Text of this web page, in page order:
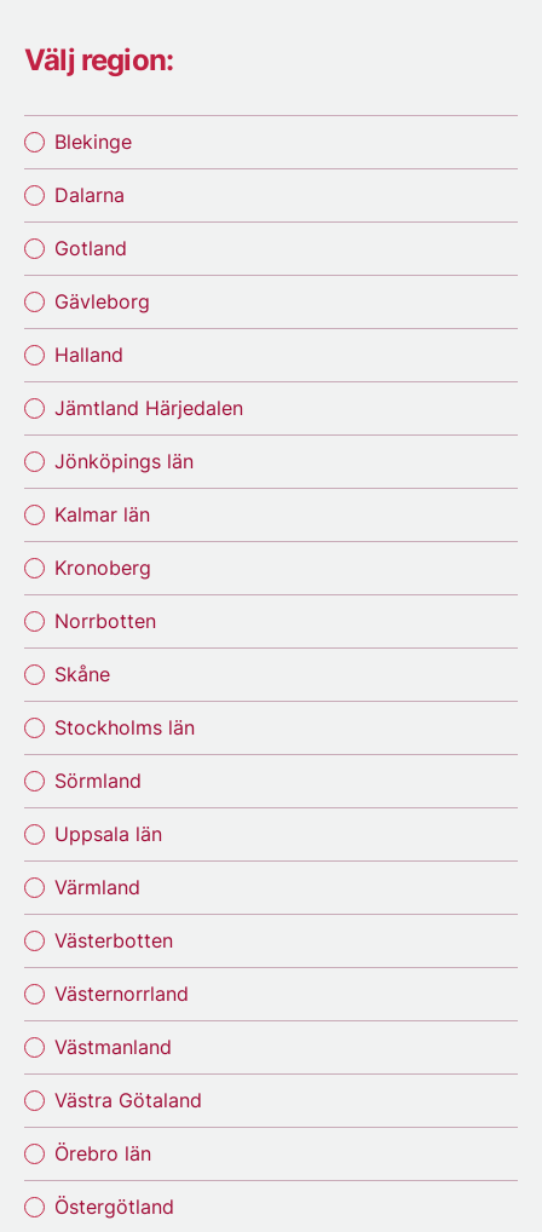
Välj region:
Blekinge
Dalarna
Gotland
Gävleborg
Halland
Jämtland Härjedalen
Jönköpings län
Kalmar län
Kronoberg
Norrbotten
Skåne
Stockholms län
Sörmland
Uppsala län
Värmland
Västerbotten
Västernorrland
Västmanland
Västra Götaland
Örebro län
Östergötland